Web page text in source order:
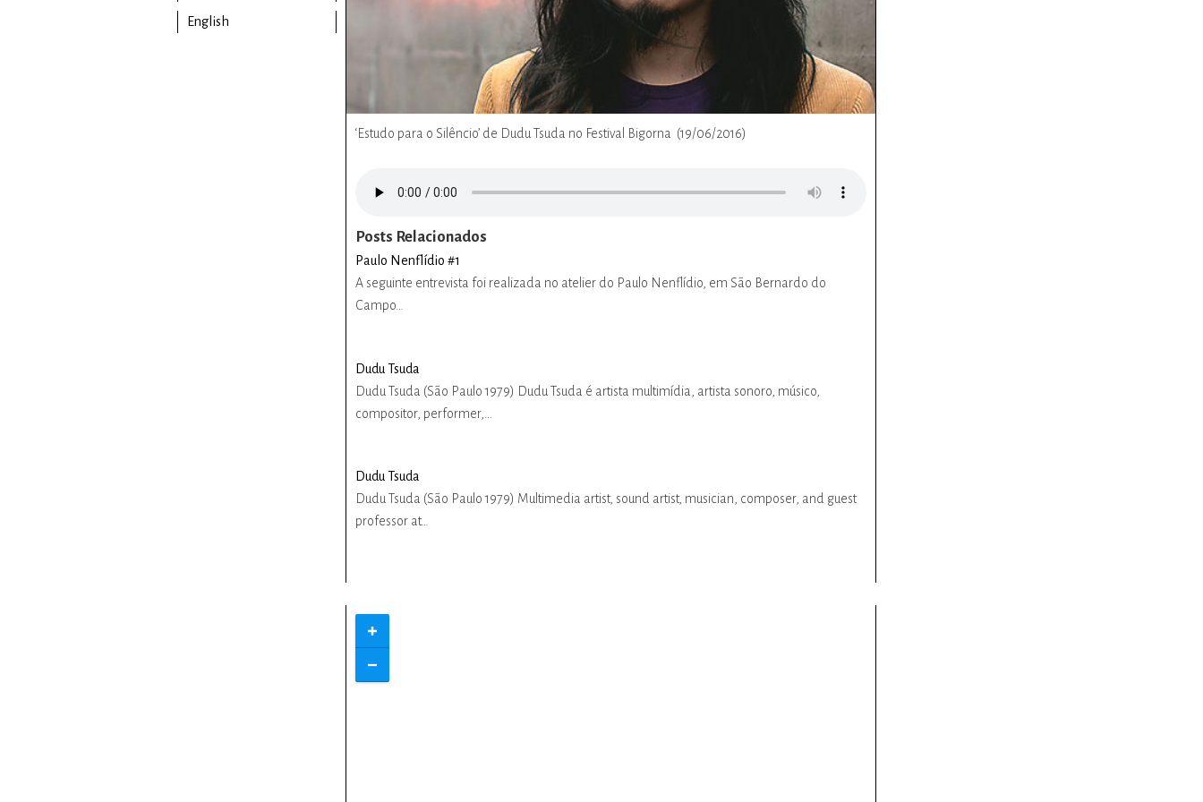
English
‘Estudo para o Silêncio’ de Dudu Tsuda no Festival Bigorna (19/06/2016)
Posts Relacionados
Paulo Nenflídio #1
A seguinte entrevista foi realizada no atelier do Paulo Nenflídio, em São Bernardo do
Campo…
Dudu Tsuda
Dudu Tsuda (São Paulo 1979) Dudu Tsuda é artista multimídia, artista sonoro, músico,
compositor, performer,…
Dudu Tsuda
Dudu Tsuda (São Paulo 1979) Multimedia artist, sound artist, musician, composer, and guest
professor at…